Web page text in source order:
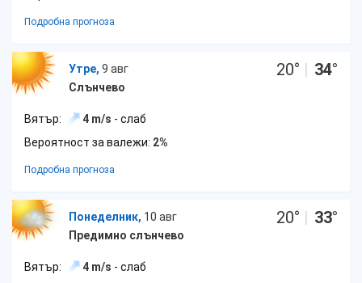
Подробна прогноза
Утре, 9 авг
Слънчево
20° | 34°
Вятър: 4 m/s - слаб
Вероятност за валежи: 2%
Подробна прогноза
Понеделник, 10 авг
Предимно слънчево
20° | 33°
Вятър: 4 m/s - слаб